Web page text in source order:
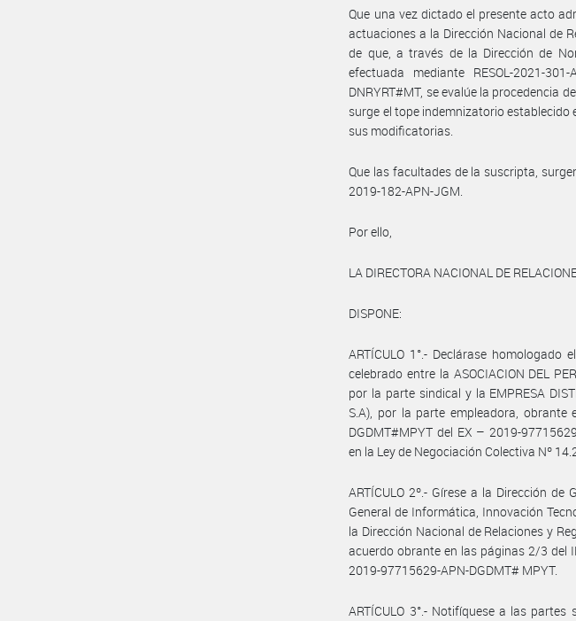
Que una vez dictado el presente acto
actuaciones a la Dirección Nacional de
de que, a través de la Dirección de
efectuada mediante RESOL-2021-
DNRYRT#MT, se evalúe la procedencia
surge el tope indemnizatorio establecido
sus modificatorias.
Que las facultades de la suscripta,
2019-182-APN-JGM.
Por ello,
LA DIRECTORA NACIONAL DE
DISPONE:
ARTÍCULO 1°.- Declárase
celebrado entre la ASOCIACION DEL
por la parte sindical y la EMPRESA
S.A), por la parte empleadora, obrante
DGDMT#MPYT del EX­ ­– 2019-
en la Ley de Negociación Colectiva Nº
ARTÍCULO 2º.- Gírese a la Dirección
General de Informática, Innovación
la Dirección Nacional de Relaciones y
acuerdo obrante en las páginas 2/3 del
2019-97715629-APN-DGDMT# MPYT.
ARTÍCULO 3°.- Notifíquese a las